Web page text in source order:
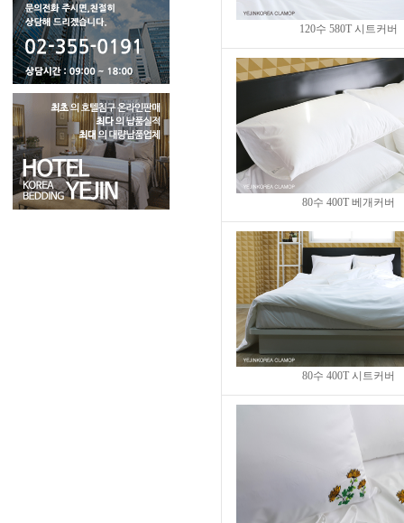
120수 580T 시트커버
80수 400T 베개커버
80수 400T 시트커버